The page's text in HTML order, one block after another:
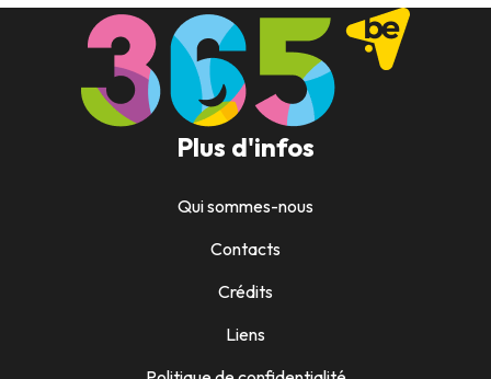
Plus d'infos
Qui sommes-nous
Contacts
Crédits
Liens